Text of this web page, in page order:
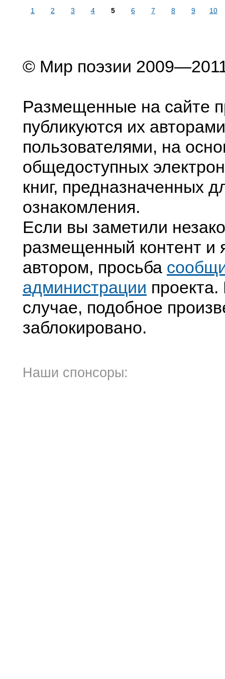
1 2 3 4 5 6 7 8 9 10
© Мир поэзии
Размещенные на сайте
публикуются их
пользователями, на
общедоступных
книг, предназначенных
ознакомления.
Если вы заметили
размещенный контент и
автором, просьба
администрации
случае, подобное
заблокировано.
Наши спонсоры: